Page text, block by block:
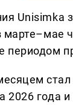
Unisimka
марте–мае
периодом
стал
2026 года